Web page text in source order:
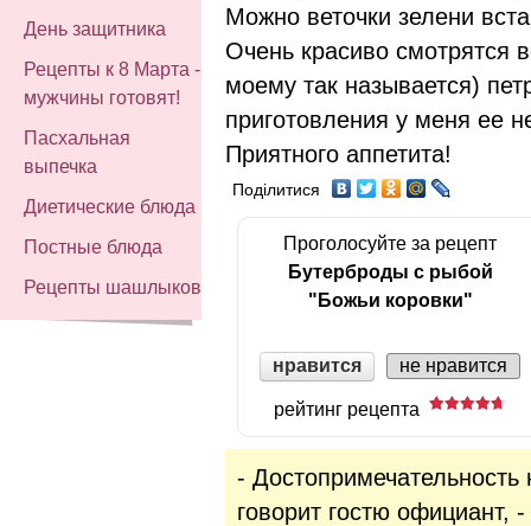
День защитника
Рецепты к 8 Марта -
мужчины готовят!
Пасхальная
выпечка
Диетические блюда
Постные блюда
Рецепты шашлыков
Можно веточки зелени
Очень красиво смотрятся
моему так называется)
приготовления у меня ее
Приятного аппетита!
Поділитися
Проголосуйте за рецепт
Бутерброды с рыбой
"Божьи коровки"
нравится не нравится
рейтинг рецепта
-
говорит гостю официант,